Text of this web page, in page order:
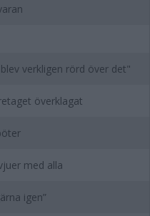
verkligen rörd över det"
överklagat
med alla
igen”